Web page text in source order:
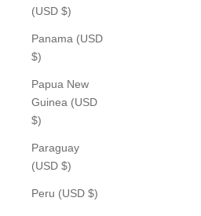
(USD $)
Panama (USD
$)
Papua New
Guinea (USD
$)
Paraguay
(USD $)
Peru (USD $)